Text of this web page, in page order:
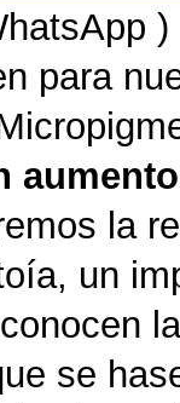
para
la
un
conocen
se